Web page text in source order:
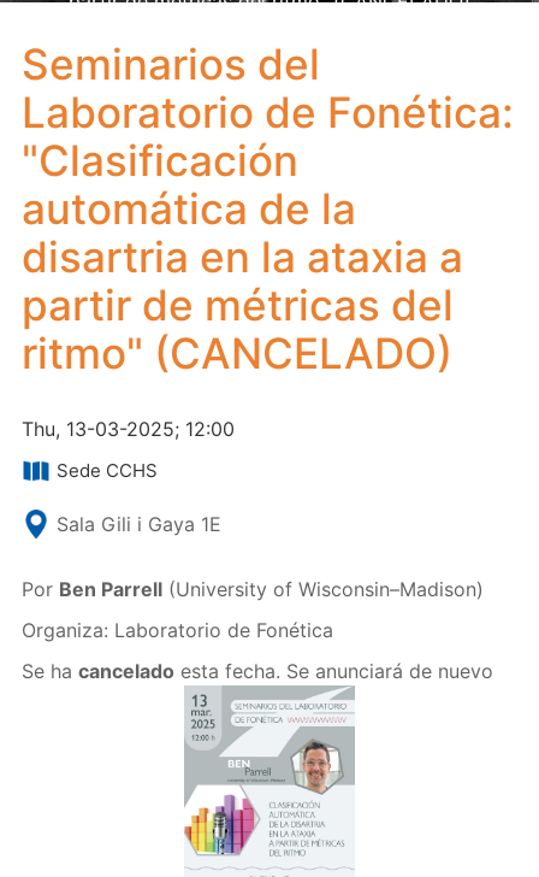
Seminarios del
Laboratorio de Fonética:
"Clasificación
automática de la
disartria en la ataxia a
partir de métricas del
ritmo" (CANCELADO)
Thu, 13-03-2025; 12:00
Sede CCHS
Sala Gili i Gaya 1E
Por Ben Parrell(University of Wisconsin–Madison)
Organiza: Laboratorio de Fonética
Se ha cancelado esta fecha. Se anunciará de nuevo